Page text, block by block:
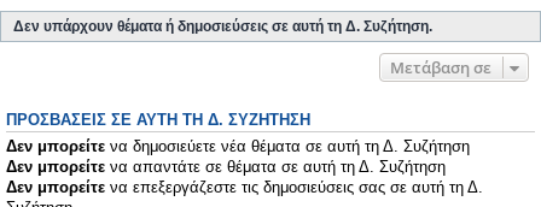
Δεν υπάρχουν θέματα ή δημοσιεύσεις σε αυτή τη Δ. Συζήτηση.
Μετάβαση σε
ΠΡΟΣΒΆΣΕΙΣ ΣΕ ΑΥΤΉ ΤΗ Δ. ΣΥΖΉΤΗΣΗ
Δεν μπορείτε να δημοσιεύετε νέα θέματα σε αυτή τη Δ. Συζήτηση
Δεν μπορείτε να απαντάτε σε θέματα σε αυτή τη Δ. Συζήτηση
Δεν μπορείτε να επεξεργάζεστε τις δημοσιεύσεις σας σε αυτή τη Δ.